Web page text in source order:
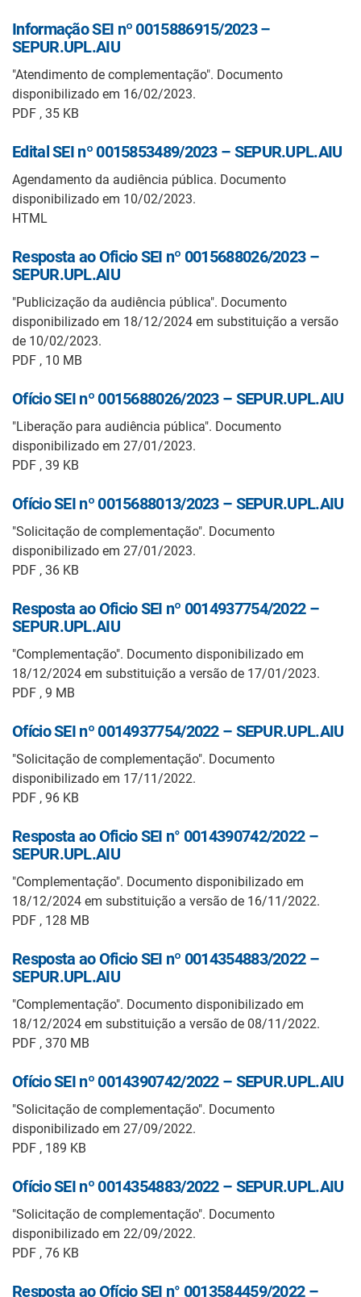
Informação SEI nº 0015886915/2023 –
SEPUR.UPL.AIU
"Atendimento de complementação". Documento
disponibilizado em 16/02/2023.
PDF , 35 KB
Edital SEI nº 0015853489/2023 – SEPUR.UPL.AIU
Agendamento da audiência pública. Documento
disponibilizado em 10/02/2023.
HTML
Resposta ao Oficio SEI nº 0015688026/2023 –
SEPUR.UPL.AIU
"Publicização da audiência pública". Documento
disponibilizado em 18/12/2024 em substituição a versão
de 10/02/2023.
PDF , 10 MB
Ofício SEI nº 0015688026/2023 – SEPUR.UPL.AIU
"Liberação para audiência pública". Documento
disponibilizado em 27/01/2023.
PDF , 39 KB
Ofício SEI nº 0015688013/2023 – SEPUR.UPL.AIU
"Solicitação de complementação". Documento
disponibilizado em 27/01/2023.
PDF , 36 KB
Resposta ao Oficio SEI nº 0014937754/2022 –
SEPUR.UPL.AIU
"Complementação". Documento disponibilizado em
18/12/2024 em substituição a versão de 17/01/2023.
PDF , 9 MB
Ofício SEI nº 0014937754/2022 – SEPUR.UPL.AIU
"Solicitação de complementação". Documento
disponibilizado em 17/11/2022.
PDF , 96 KB
Resposta ao Oficio SEI n° 0014390742/2022 –
SEPUR.UPL.AIU
"Complementação". Documento disponibilizado em
18/12/2024 em substituição a versão de 16/11/2022.
PDF , 128 MB
Resposta ao Oficio SEI nº 0014354883/2022 –
SEPUR.UPL.AIU
"Complementação". Documento disponibilizado em
18/12/2024 em substituição a versão de 08/11/2022.
PDF , 370 MB
Ofício SEI nº 0014390742/2022 – SEPUR.UPL.AIU
"Solicitação de complementação". Documento
disponibilizado em 27/09/2022.
PDF , 189 KB
Ofício SEI nº 0014354883/2022 – SEPUR.UPL.AIU
"Solicitação de complementação". Documento
disponibilizado em 22/09/2022.
PDF , 76 KB
Resposta ao Ofício SEI n° 0013584459/2022 –